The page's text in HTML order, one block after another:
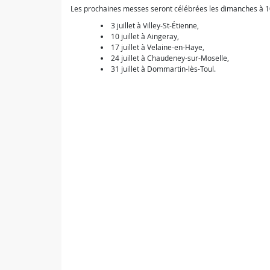
Les prochaines messes seront célébrées les dimanches à
3 juillet à Villey-St-Étienne,
10 juillet à Aingeray,
17 juillet à Velaine-en-Haye,
24 juillet à Chaudeney-sur-Moselle,
31 juillet à Dommartin-lès-Toul.